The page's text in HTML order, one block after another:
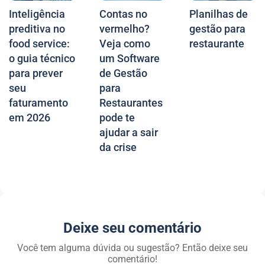
Inteligência
preditiva no
food service:
o guia técnico
para prever
seu
faturamento
em 2026
Contas no
vermelho?
Veja como
um Software
de Gestão
para
Restaurantes
pode te
ajudar a sair
da crise
Planilhas de
gestão para
restaurante
Deixe seu comentário
Você tem alguma dúvida ou sugestão? Então deixe seu
comentário!